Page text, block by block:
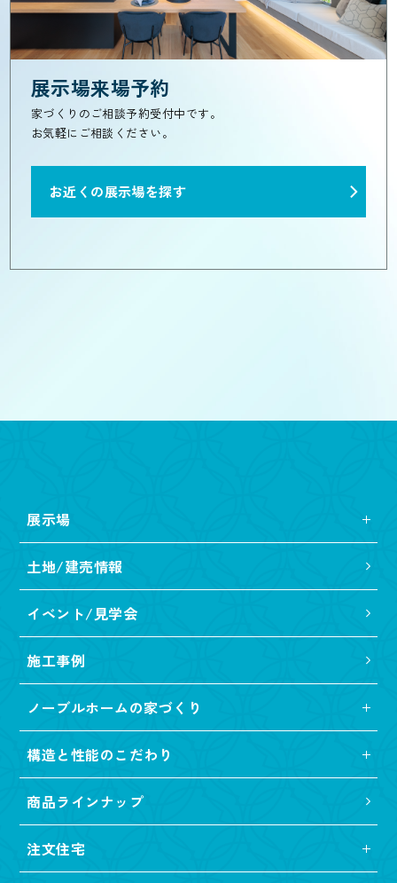
展示場来場予約
家づくりのご相談予約受付中です。
お気軽にご相談ください。
お近くの展示場を探す
展示場
土地/建売情報
イベント/見学会
施工事例
ノーブルホームの家づくり
構造と性能のこだわり
商品ラインナップ
注文住宅